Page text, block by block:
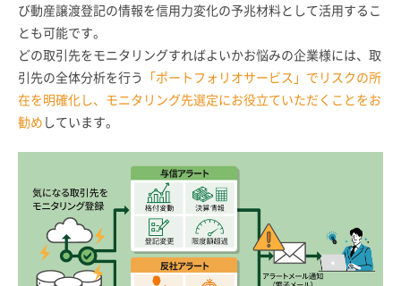
び動産譲渡登記の情報を信用力変化の予兆材料として活用するこ
とも可能です。
どの取引先をモニタリングすればよいかお悩みの企業様には、取
引先の全体分析を行う
「ポートフォリオサービス」でリスクの所
在を明確化し、モニタリング先選定にお役立ていただくことをお
勧め しています。